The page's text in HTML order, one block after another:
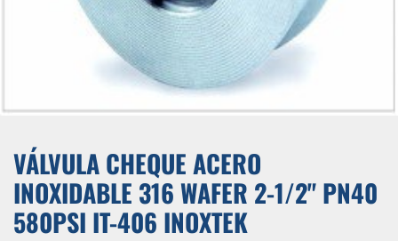
VÁLVULA CHEQUE ACERO
INOXIDABLE 316 WAFER 2-1/2" PN40
580PSI IT-406 INOXTEK